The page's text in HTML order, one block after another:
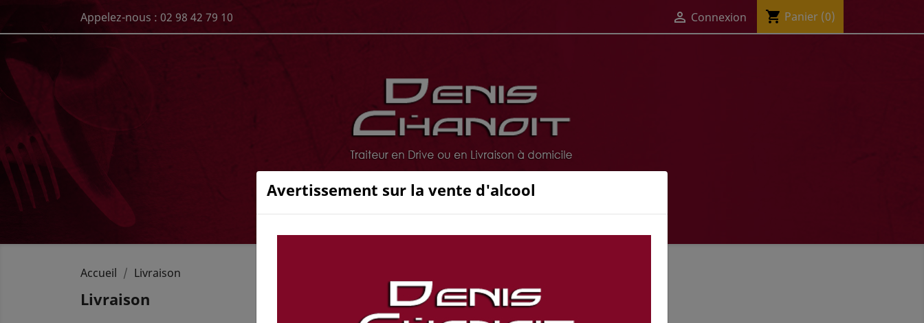
Appelez-nous : 02 98 42 79 10  Connexion shopping_cart Panier (0)
PLATS DU JOURS PLATEAU REPAS
Avertissement sur la vente d'alcool
Accueil Livraison
Livraison